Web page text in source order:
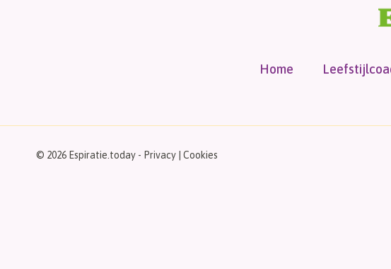
Home
© 2026 Espiratie.today - Privacy Cookies